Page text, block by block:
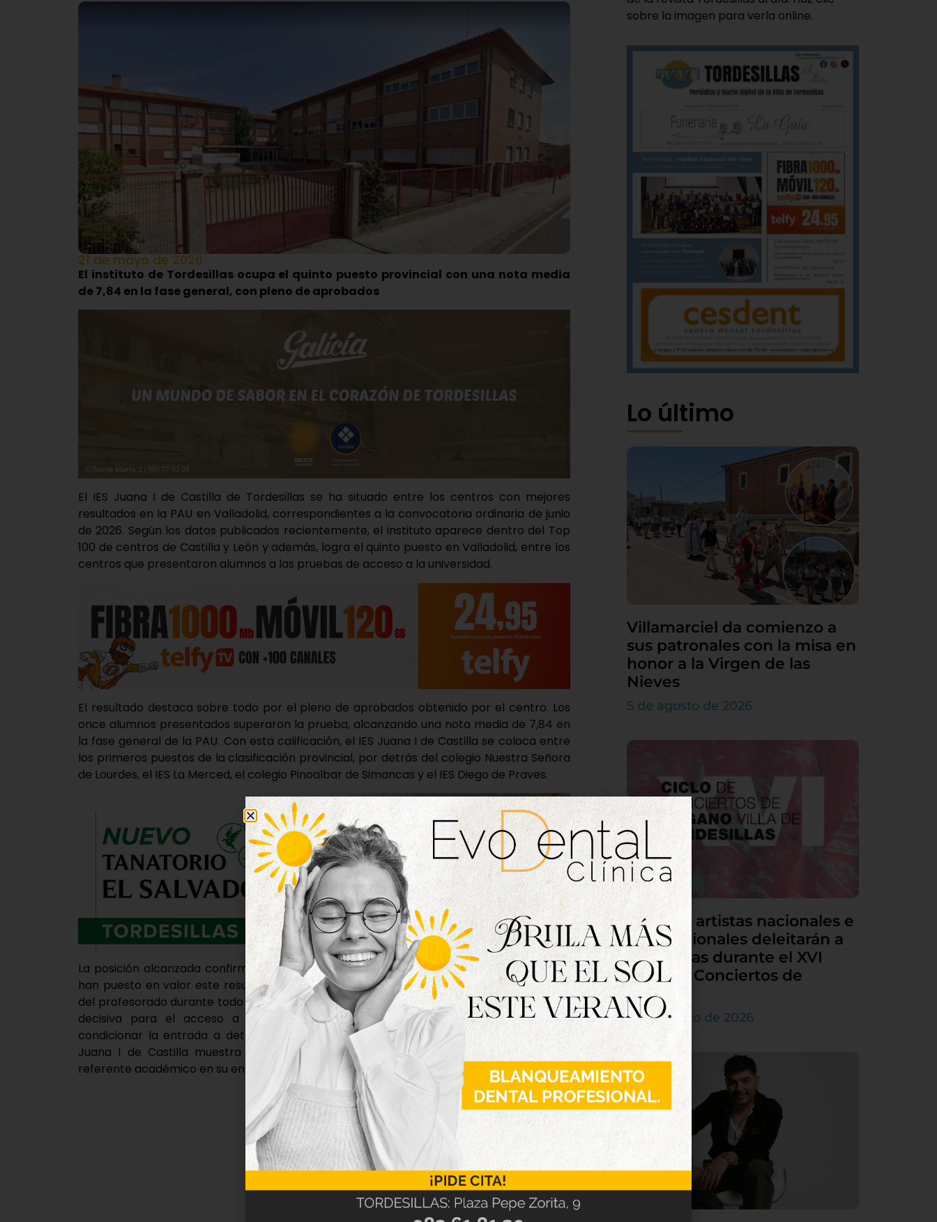
21 de mayo de 2026
El instituto de Tordesillas ocupa el quinto puesto provincial con una nota media
de 7,84 en la fase general, con pleno de aprobados
El IES Juana I de Castilla de Tordesillas se ha situado entre los centros con mejores
resultados en la PAU en Valladolid, correspondientes a la convocatoria ordinaria de junio
de 2026. Según los datos publicados recientemente, el instituto aparece dentro del Top
100 de centros de Castilla y León y además, logra el quinto puesto en Valladolid, entre los
centros que presentaron alumnos a las pruebas de acceso a la universidad.
El resultado destaca sobre todo por el pleno de aprobados obtenido por el centro. Los
once alumnos presentados superaron la prueba, alcanzando una nota media de 7,84 en
la fase general de la PAU. Con esta calificación, el IES Juana I de Castilla se coloca entre
los primeros puestos de la clasificación provincial, por detrás del colegio Nuestra Señora
de Lourdes, el IES La Merced, el colegio Pinoalbar de Simancas y el IES Diego de Praves.
La posición alcanzada confirma el buen nivel académico del instituto y desde el centro
han puesto en valor este resultado como un reconocimiento al trabajo del alumnado y
del profesorado durante todo el curso. La PAU, antigua EBAU, continúa siendo una prueba
decisiva para el acceso a la universidad, ya que la calificación obtenida puede
condicionar la entrada a determinados grados. En este contexto, el resultado del IES
Juana I de Castilla muestra 8la trayectoria educativa del centro y su papel como
referente académico en su entorno.
sobre la imagen para verla online.
Lo último
Villamarciel da comienzo a
sus patronales con la misa en
honor a la Virgen de las
Nieves
5 de agosto de 2026
Grandes artistas nacionales e
internacionales deleitarán a
Tordesillas durante el XVI
Ciclo de Conciertos de
Órgano
4 de agosto de 2026